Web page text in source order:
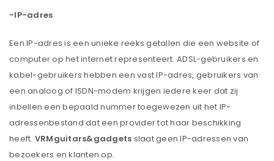
-IP-adres
Een IP-adres is een unieke reeks getallen die een website of
computer op het internet representeert. ADSL-gebruikers en
kabel-gebruikers hebben een vast IP-adres, gebruikers van
een analoog of ISDN-modem krijgen iedere keer dat zij
inbellen een bepaald nummer toegewezen uit het IP-
adressenbestand dat een provider tot haar beschikking
heeft. VRMguitars&gadgets slaat geen IP-adressen van
bezoekers en klanten op.